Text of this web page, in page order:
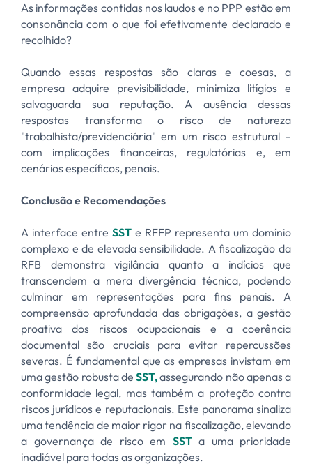
As informações contidas nos laudos e no PPP estão em
consonância com o que foi efetivamente declarado e
recolhido?
Quando essas respostas são claras e coesas, a
empresa adquire previsibilidade, minimiza litígios e
salvaguarda sua reputação. A ausência dessas
respostas transforma o risco de natureza
"trabalhista/previdenciária" em um risco estrutural –
com implicações financeiras, regulatórias e, em
cenários específicos, penais.
Conclusão e Recomendações
A interface entre SST e RFFP representa um domínio
complexo e de elevada sensibilidade. A fiscalização da
RFB demonstra vigilância quanto a indícios que
transcendem a mera divergência técnica, podendo
culminar em representações para fins penais. A
compreensão aprofundada das obrigações, a gestão
proativa dos riscos ocupacionais e a coerência
documental são cruciais para evitar repercussões
severas. É fundamental que as empresas invistam em
uma gestão robusta de SST,assegurando não apenas a
conformidade legal, mas também a proteção contra
riscos jurídicos e reputacionais. Este panorama sinaliza
uma tendência de maior rigor na fiscalização, elevando
a governança de risco em SSTa uma prioridade
inadiável para todas as organizações.